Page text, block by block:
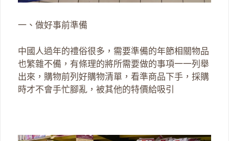
一、做好事前準備
中國人過年的禮俗很多，需要準備的年節相關物品
也繁雜不備，有條理的將所需要做的事項一一列舉
出來，購物前列好購物清單，看準商品下手，採購
時才不會手忙腳亂，被其他的特價給吸引